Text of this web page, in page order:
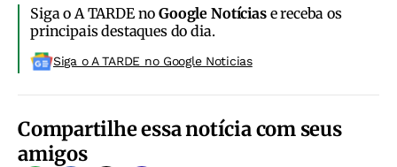
Siga o A TARDE noGoogle Notíciase receba os
principais destaques do dia.
Siga o A TARDE no Google Noticias
Compartilhe essa notícia com seus
amigos